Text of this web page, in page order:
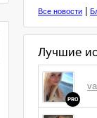
Все новости
Лучшие
PRO